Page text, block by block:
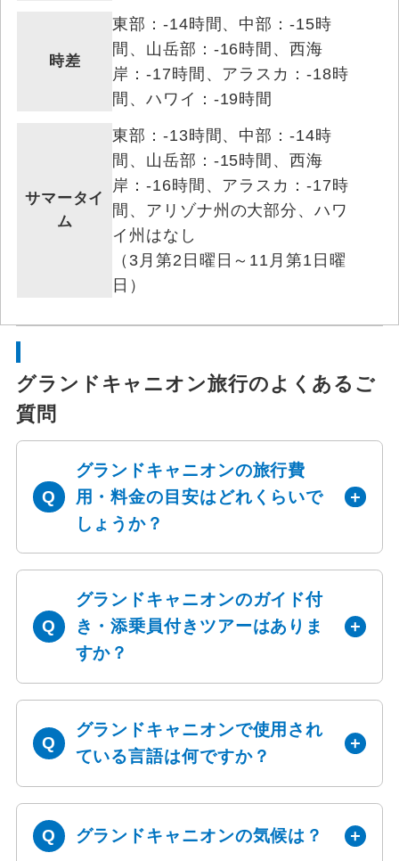
時差
東部：-14時間、中部：-15時
間、山岳部：-16時間、西海
岸：-17時間、アラスカ：-18時
間、ハワイ：-19時間
サマータイ
ム
東部：-13時間、中部：-14時
間、山岳部：-15時間、西海
岸：-16時間、アラスカ：-17時
間、アリゾナ州の大部分、ハワ
イ州はなし
（3月第2日曜日～11月第1日曜
日）
グランドキャニオン旅行のよくあるご
質問
グランドキャニオンの旅行費
用・料金の目安はどれくらいで
しょうか？
グランドキャニオンのガイド付
き・添乗員付きツアーはありま
すか？
グランドキャニオンで使用され
ている言語は何ですか？
グランドキャニオンの気候は？